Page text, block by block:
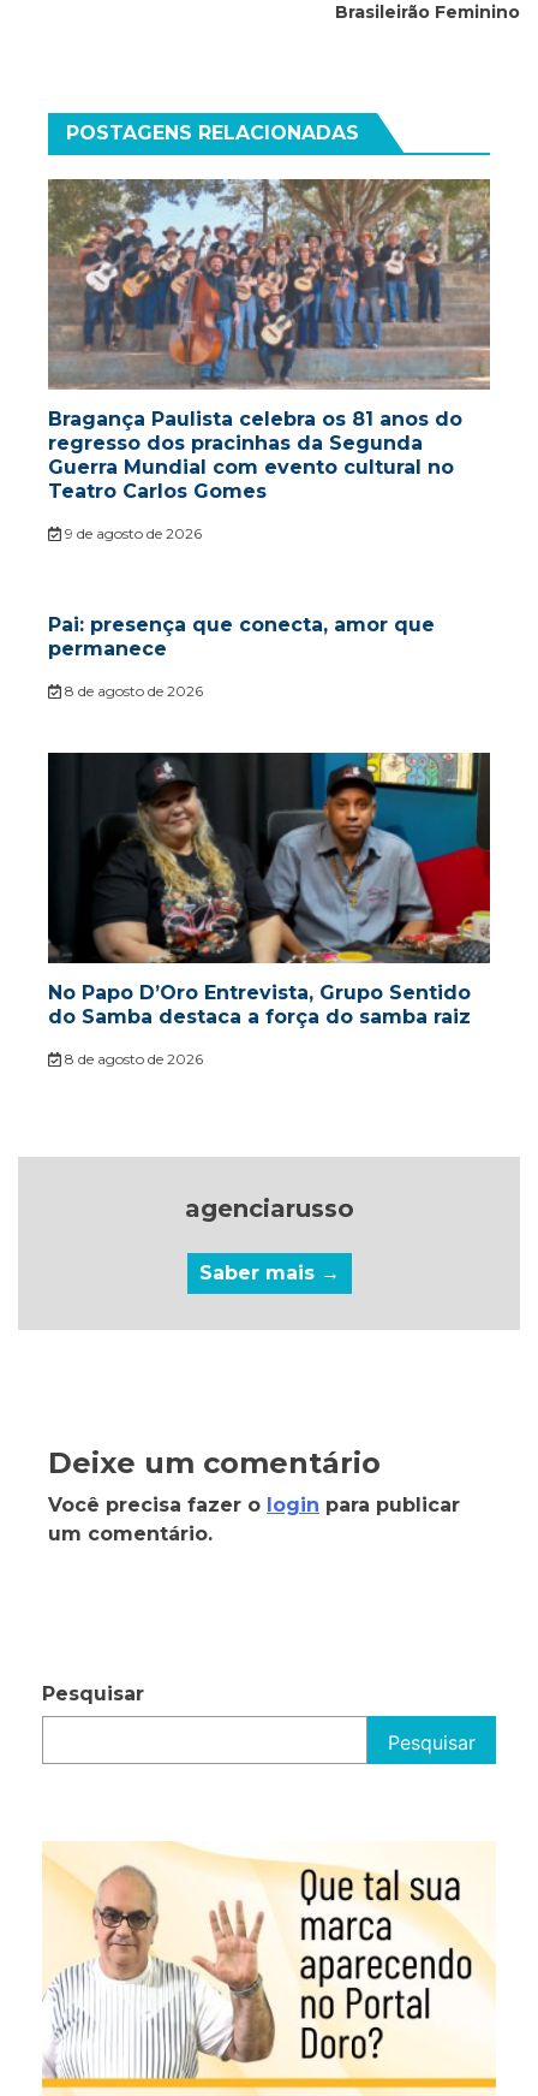
Brasileirão Feminino
POSTAGENS RELACIONADAS
Bragança Paulista celebra os 81 anos do
regresso dos pracinhas da Segunda
Guerra Mundial com evento cultural no
Teatro Carlos Gomes
9 de agosto de 2026
Pai: presença que conecta, amor que
permanece
8 de agosto de 2026
No Papo D’Oro Entrevista, Grupo Sentido
do Samba destaca a força do samba raiz
8 de agosto de 2026
agenciarusso
Saber mais →
Deixe um comentário
Você precisa fazer o login para publicar
um comentário.
Pesquisar
Pesquisar